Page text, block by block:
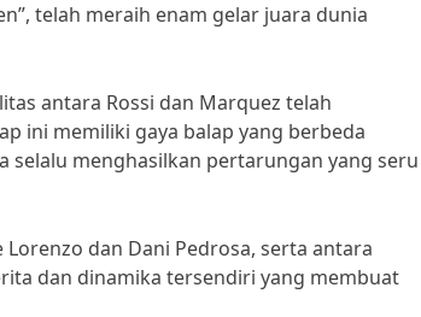
telah meraih enam gelar juara dunia
antara Rossi dan Marquez telah
ini memiliki gaya balap yang berbeda
selalu menghasilkan pertarungan yang seru
dan Dani Pedrosa, serta antara
dan dinamika tersendiri yang membuat